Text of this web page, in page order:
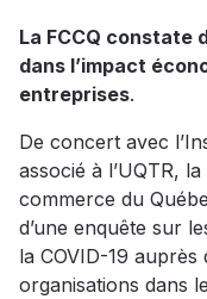
La FCCQ constate
dans l’impact
entreprises.
De concert avec
associé à l’UQTR,
commerce du
d’une enquête sur
la COVID-19 auprès
organisations dans